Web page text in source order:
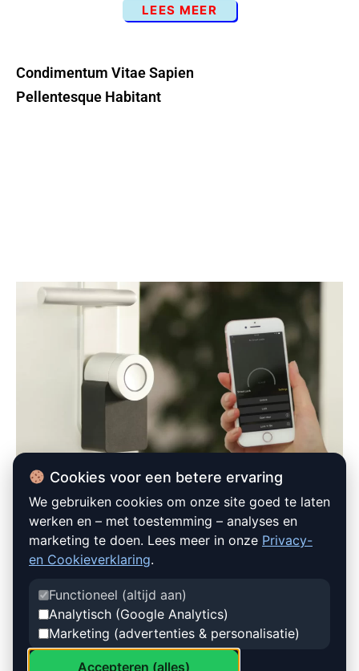
LEES MEER
LEES MEER
Condimentum Vitae Sapien
Pellentesque Habitant
Cookies voor een betere ervaring
We gebruiken cookies om onze site goed te laten
werken en – met toestemming – analyses en
marketing te doen. Lees meer in onze Privacy-
en Cookieverklaring.
Functioneel (altijd aan)
Analytisch (Google Analytics)
Marketing (advertenties & personalisatie)
Accepteren (alles)